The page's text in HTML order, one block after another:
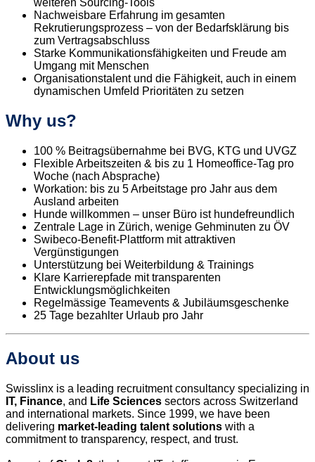
Nachweisbare Erfahrung im gesamten
Rekrutierungsprozess – von der Bedarfsklärung bis
zum Vertragsabschluss
Starke Kommunikationsfähigkeiten und Freude am
Umgang mit Menschen
Organisationstalent und die Fähigkeit, auch in einem
dynamischen Umfeld Prioritäten zu setzen
Why us?
100 % Beitragsübernahme bei BVG, KTG und UVGZ
Flexible Arbeitszeiten & bis zu 1 Homeoffice-Tag pro
Woche (nach Absprache)
Workation: bis zu 5 Arbeitstage pro Jahr aus dem
Ausland arbeiten
Hunde willkommen – unser Büro ist hundefreundlich
Zentrale Lage in Zürich, wenige Gehminuten zu ÖV
Swibeco-Benefit-Plattform mit attraktiven
Vergünstigungen
Unterstützung bei Weiterbildung & Trainings
Klare Karrierepfade mit transparenten
Entwicklungsmöglichkeiten
Regelmässige Teamevents & Jubiläumsgeschenke
25 Tage bezahlter Urlaub pro Jahr
About us
Swisslinx is a leading recruitment consultancy specializing in
IT, Finance, and Life Sciences sectors across Switzerland
and international markets. Since 1999, we have been
delivering market-leading talent solutions with a
commitment to transparency, respect, and trust.